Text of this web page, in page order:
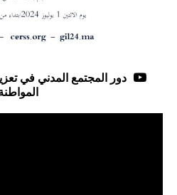
دور المجتمع المدني في